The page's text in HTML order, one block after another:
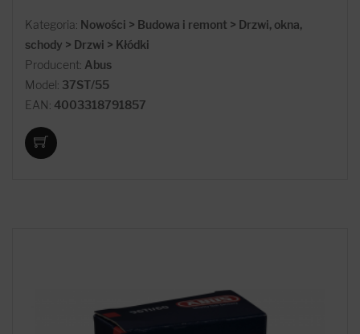
Kategoria: Nowości > Budowa i remont > Drzwi, okna,
schody > Drzwi > Kłódki
Producent: Abus
Model: 37ST/55
EAN: 4003318791857